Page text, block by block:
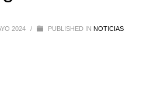
2024 / PUBLISHED IN NOTICIAS